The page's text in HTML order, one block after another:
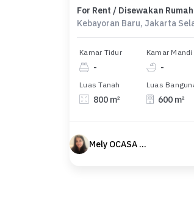
Kebayoran Baru, Jakarta
Kamar Tidur
-
Kamar Mandi
-
Luas Tanah
800 m²
Luas
600 m²
Mely OCASA PROPERTY